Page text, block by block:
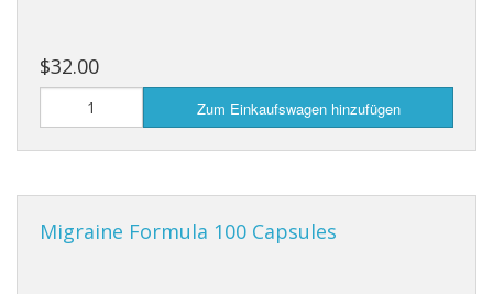
$32.00
Zum Einkaufswagen hinzufügen
Migraine Formula 100 Capsules